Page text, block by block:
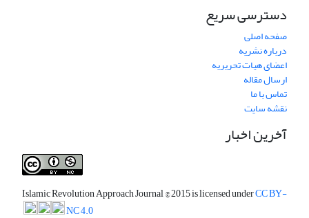
دسترسی سریع
صفحه اصلی
درباره نشریه
اعضای هیات تحریریه
ارسال مقاله
تماس با ما
نقشه سایت
آخرین اخبار
Islamic Revolution Approach Journal© 2015 is licensed underCC BY-
NC 4.0